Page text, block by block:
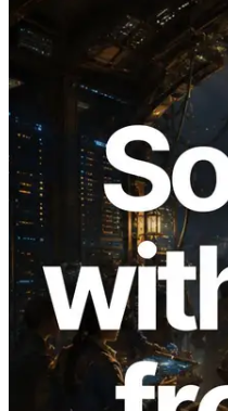
2026.08.05
ERPC ขยาย
การวัด Ping จาก 7
เปิดตัว Validators